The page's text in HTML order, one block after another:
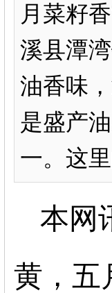
月菜籽
溪县潭
油香味
是盛产
一。这
本网
黄，五